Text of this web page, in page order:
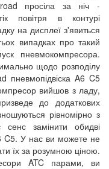
просіла за ніч -
повітря в контурі
на дисплеї з'явиться
випадках про такий
пневмокомпресора.
щодо розподілу
пневмопідвіска A6 C5
вийшов з ладу,
до додаткових
рівномірно з
замінити обидві
C5. У нас ви можете не
їх за розумною ціною.
ATC парами, ви